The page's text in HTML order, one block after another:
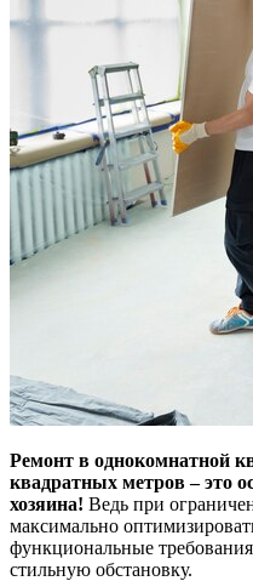
Ремонт в однокомнатной
квадратных метров – это
хозяина! Ведь при
максимально
функциональные
стильную обстановку.